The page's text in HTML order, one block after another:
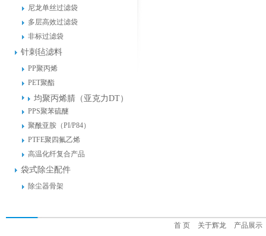
尼龙单丝过滤袋
多层高效过滤袋
非标过滤袋
针刺毡滤料
PP聚丙烯
PET聚酯
均聚丙烯腈（亚克力DT）
PPS聚苯硫醚
聚酰亚胺（PI/P84）
PTFE聚四氟乙烯
高温化纤复合产品
袋式除尘配件
除尘器骨架
首 页 关于辉龙
产品展示